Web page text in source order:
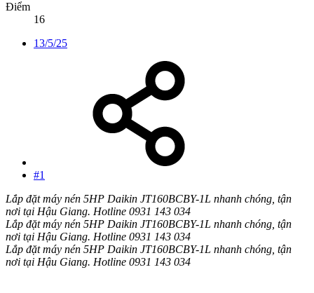
Điểm
16
13/5/25
#1
Lắp đặt máy nén 5HP Daikin JT160BCBY-1L nhanh chóng, tận
nơi tại Hậu Giang. Hotline 0931 143 034
Lắp đặt máy nén 5HP Daikin JT160BCBY-1L nhanh chóng, tận
nơi tại Hậu Giang. Hotline 0931 143 034
Lắp đặt máy nén 5HP Daikin JT160BCBY-1L nhanh chóng, tận
nơi tại Hậu Giang. Hotline 0931 143 034